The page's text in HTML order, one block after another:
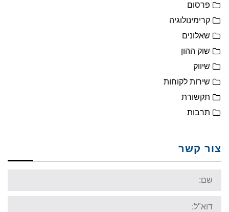
פרסום
קרימינולוגיה
שאלונים
שוק ההון
שיווק
שירות לקוחות
תקשורת
תרבות
צור קשר